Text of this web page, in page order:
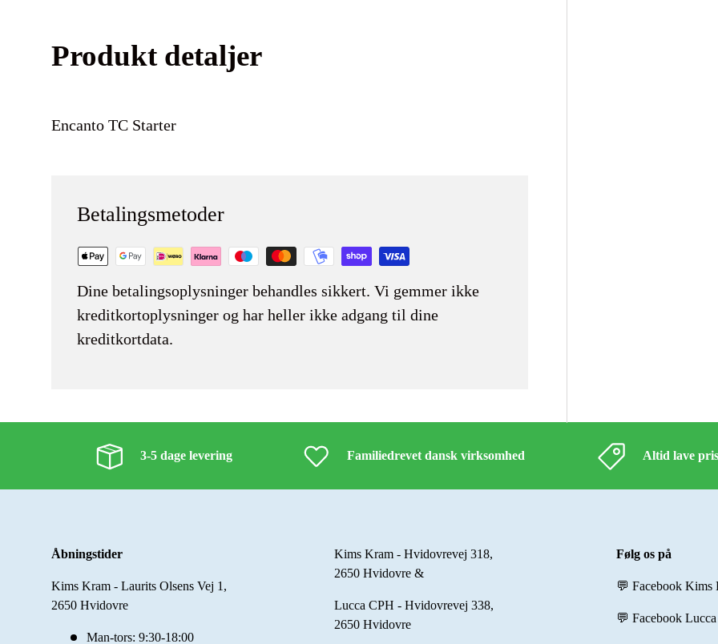
Produkt detaljer
Encanto TC Starter
Betalingsmetoder
Dine betalingsoplysninger behandles sikkert. Vi gemmer ikke
kreditkortoplysninger og har heller ikke adgang til dine
kreditkortdata.
3-5 dage levering Familiedrevet dansk virksomhed Altid lave
Åbningstider
Kims Kram - Laurits Olsens Vej 1,
2650 Hvidovre
Man-tors: 9:30-18:00
Kims Kram - Hvidovrevej 318,
2650 Hvidovre &
Lucca CPH - Hvidovrevej 338,
2650 Hvidovre
Følg os på
💬 Facebook Kims
💬 Facebook